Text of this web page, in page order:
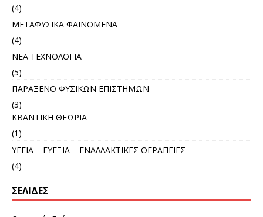
(4)
ΜΕΤΑΦΥΣΙΚΑ ΦΑΙΝΟΜΕΝΑ
(4)
ΝΕΑ ΤΕΧΝΟΛΟΓΙΑ
(5)
ΠΑΡΑΞΕΝΟ ΦΥΣΙΚΩΝ ΕΠΙΣΤΗΜΩΝ
(3)
ΚΒΑΝΤΙΚΗ ΘΕΩΡΙΑ
(1)
ΥΓΕΙΑ – ΕΥΕΞΙΑ – ΕΝΑΛΛΑΚΤΙΚΕΣ ΘΕΡΑΠΕΙΕΣ
(4)
ΣΕΛΊΔΕΣ